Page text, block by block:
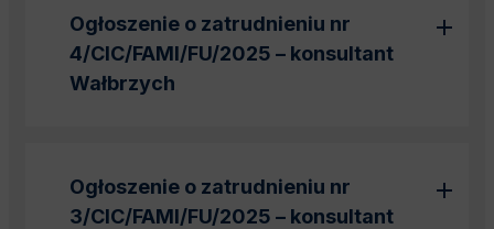
Ogłoszenie o zatrudnieniu nr
4/CIC/FAMI/FU/2025 – konsultant
Wałbrzych
Ogłoszenie o zatrudnieniu nr
3/CIC/FAMI/FU/2025 – konsultant